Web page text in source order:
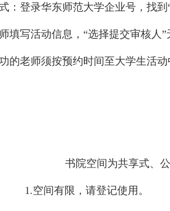
：登录华东师范大学企业号，找到
填写活动信息， “选择提交审核人”
的老师须按预约时间至大学生活动
书院空间为共享式、
1.空间有限，请登记使用。